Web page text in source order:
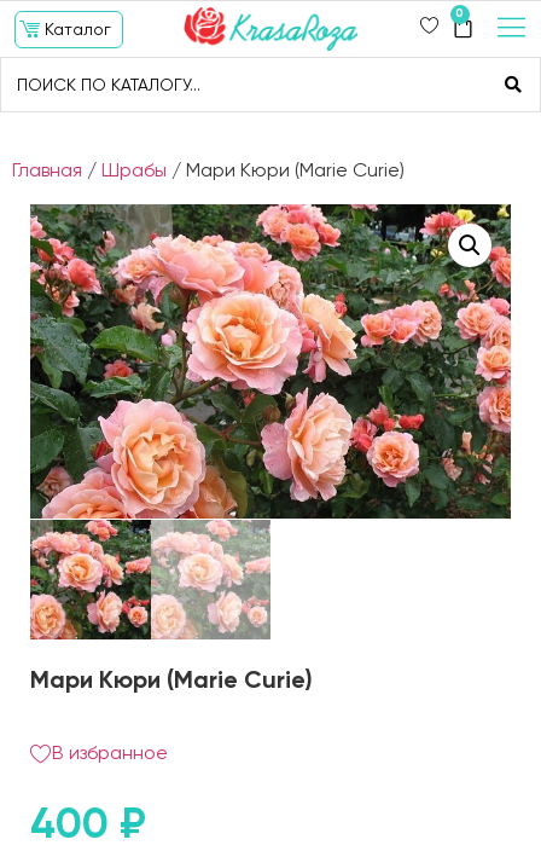
Каталог
0
Главная / Шрабы / Мари Кюри (Marie Curie)
Мари Кюри (Marie Curie)
В избранное
400 ₽